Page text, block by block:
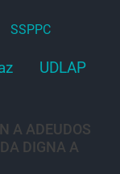
SSPPC
UDLAP
A ADEUDOS
DIGNA A